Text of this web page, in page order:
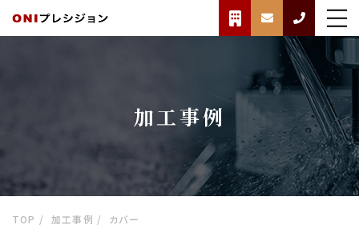
加工事例
TOP 加工事例 カバー